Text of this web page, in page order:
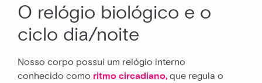
O relógio biológico e o
ciclo dia/noite
Nosso corpo possui um relógio interno
conhecido como ritmo circadiano, que regula o